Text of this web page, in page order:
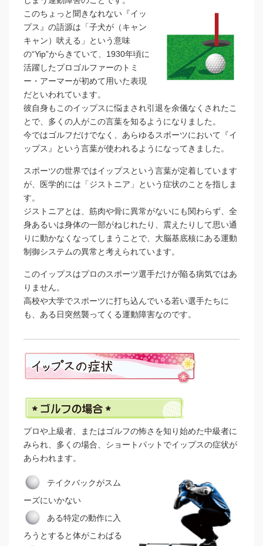
このちょっと聞きなれない『イッ
プス』の語源は「子犬が（キャン
キャン）吠える」という意味
の“Yip”からきていて、1930年頃に
活躍したプロゴルファーのトミ
ー・アーマーが初めて用いた表現
だといわれています。
彼自身もこのイップスに悩まされ引退を余儀なくされたこ
とで、多くの人がこの言葉を知るようになりました。
今ではゴルフだけでなく、あらゆるスポーツにおいて『イ
ップス』という言葉が使われるようになってきました。
スポーツの世界ではイップスという言葉が定着しています
が、医学的には「ジストニア」という症状のことを指しま
す。
ジストニアとは、筋肉や骨に異常がないにも関わらず、全
身あるいは身体の一部がねじれたり、震えたりして思い通
りに動かなくなってしまうことで、大脳基底核にある運動
制御システムの異常と考えられています。
このイップスはプロのスポーツ選手だけが陥る病気ではあ
りません。
高校や大学でスポーツに打ち込んでいる若い選手たちに
も、ある日突然襲ってくる運動障害なのです。
プロや上級者、またはゴルフの怖さを知り始めた中級者に
みられ、多くの場合、ショートパットでイップスの症状が
あらわれます。
テイクバックがスム
ーズにいかない
ある特定の動作に入
ろうとすると体がこわばる